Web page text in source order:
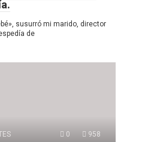
susurró mi marido, director
de
0 958